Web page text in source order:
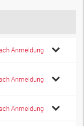
Anmeldung
Anmeldung
Anmeldung